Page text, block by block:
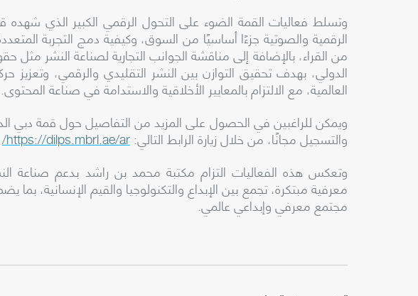
وتسلط فعاليات القمة الضوء على التحول الرقمي الكبير الذي
الرقمية والصوتية جزءًا أساسيًا من السوق، وكيفية دمج التجربة
من القراء، بالإضافة إلى مناقشة الجوانب التجارية لصناعة النشر مثل
الدولي، بهدف تحقيق التوازن بين النشر التقليدي والرقمي، وتعزيز
العالمية، مع الالتزام بالمعايير الأخلاقية والاستدامة في صناعة المحتوى.
ويمكن للراغبين في الحصول على المزيد من التفاصيل حول قمة دبي
والتسجيل مجانًا، من خلال زيارة الرابط التالي:https://dilps.mbrl.ae/ar
/
وتعكس هذه الفعاليات التزام مكتبة محمد بن راشد بدعم صناعة
معرفية مبتكرة، تجمع بين الإبداع والتكنولوجيا والقيم الإنسانية، بما
مجتمع معرفيوإبداعيعالمي.